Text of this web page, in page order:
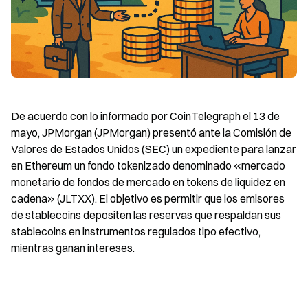
De acuerdo con lo informado por CoinTelegraph el 13 de
mayo, JPMorgan (JPMorgan) presentó ante la Comisión de
Valores de Estados Unidos (SEC) un expediente para lanzar
en Ethereum un fondo tokenizado denominado «mercado
monetario de fondos de mercado en tokens de liquidez en
cadena» (JLTXX). El objetivo es permitir que los emisores
de stablecoins depositen las reservas que respaldan sus
stablecoins en instrumentos regulados tipo efectivo,
mientras ganan intereses.